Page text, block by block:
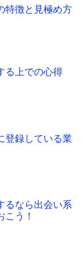
特徴と見極め方
る上での心得
登録している業
るなら出会い系
う！